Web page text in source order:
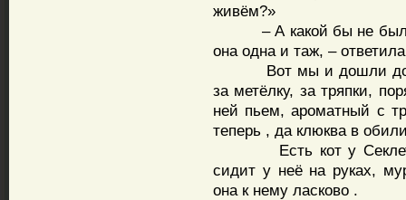
живём?»
– А какой бы не был
она одна и таж, –
Вот мы и дошли до её
за метёлку, за тряпки,
ней пьем, ароматный с
теперь , да клюква в
Есть кот у
сидит у неё на руках,
она к нему ласково .